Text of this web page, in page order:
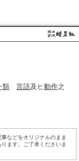
類 言語及ヒ動作之
などをオリジナルのまま
ます。ご了承くださいま